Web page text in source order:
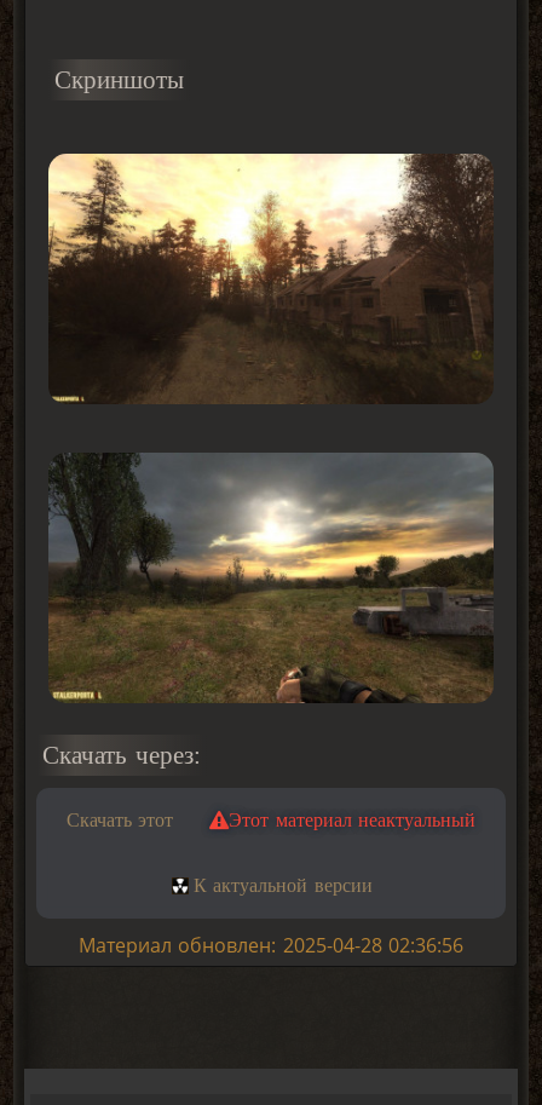
Скриншоты
Скачать через:
Скачать этот Этот материал неактуальный
К актуальной версии
Материал обновлен: 2025-04-28 02:36:56